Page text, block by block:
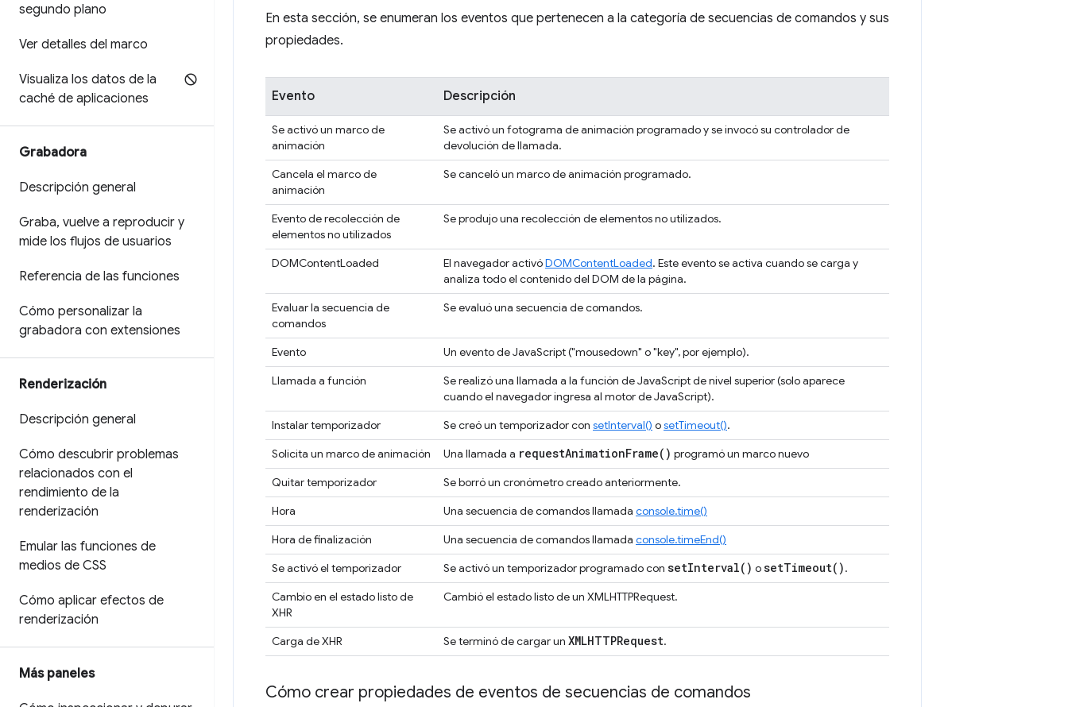
segundo plano
Ver detalles del marco
Visualiza los datos de la
caché de aplicaciones
Grabadora
Descripción general
Graba, vuelve a reproducir y
mide los flujos de usuarios
Referencia de las funciones
Cómo personalizar la
grabadora con extensiones
Renderización
Descripción general
Cómo descubrir problemas
relacionados con el
rendimiento de la
renderización
Emular las funciones de
medios de CSS
Cómo aplicar efectos de
renderización
Más paneles
En esta sección, se enumeran los eventos que pertenecen a la categoría de secuencias de comandos y sus
propiedades.
Evento Descripción
Se activó un marco de
animación
Se activó un fotograma de animación programado y se invocó su controlador de
devolución de llamada.
Cancela el marco de
animación
Se canceló un marco de animación programado.
Evento de recolección de
elementos no utilizados
Se produjo una recolección de elementos no utilizados.
DOMContentLoaded El navegador activóDOMContentLoaded. Este evento se activa cuando se carga y
analiza todo el contenido del DOM de la página.
Evaluar la secuencia de
comandos
Se evaluó una secuencia de comandos.
Evento
Un evento de JavaScript ("mousedown" o "key", por ejemplo).
Llamada a función
Se realizó una llamada a la función de JavaScript de nivel superior (solo aparece
cuando el navegador ingresa al motor de JavaScript).
Instalar temporizador
Se creó un temporizador con setInterval() osetTimeout().
Solicita un marco de animación
Una llamada a requestAnimationFrame( ) programó un marco nuevo
Quitar temporizador
Se borró un cronómetro creado anteriormente.
Hora
Una secuencia de comandos llamada console.time()
Hora de finalización
Una secuencia de comandos llamada console.timeEnd()
Se activó el temporizador
Se activó un temporizador programado con setInterval( ) osetTimeout( ).
Cambio en el estado listo de
XHR
Cambió el estado listo de un XMLHTTPRequest.
Carga de XHR Se terminó de cargar un XMLHTTPRequest.
Cómo crear propiedades de eventos de secuencias de comandos